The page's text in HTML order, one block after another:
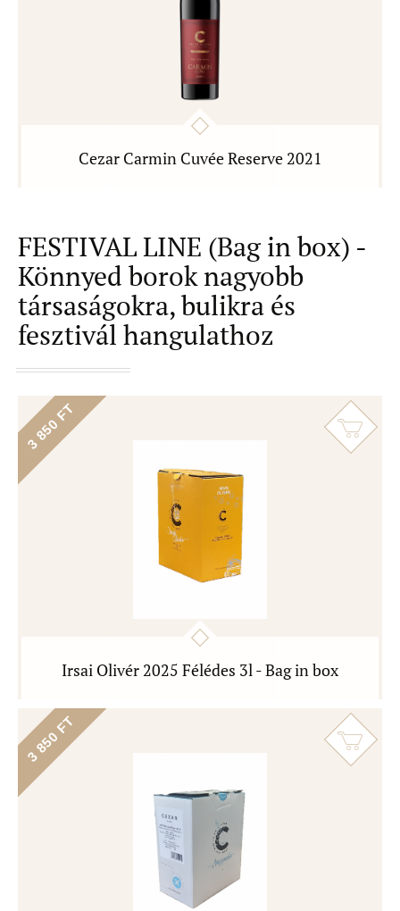
Cezar Carmin Cuvée Reserve 2021
FESTIVAL LINE (Bag in box) -
Könnyed borok nagyobb
társaságokra, bulikra és
fesztivál hangulathoz
3 850 FT
Irsai Olivér 2025 Félédes 3l - Bag in box
3 850 FT